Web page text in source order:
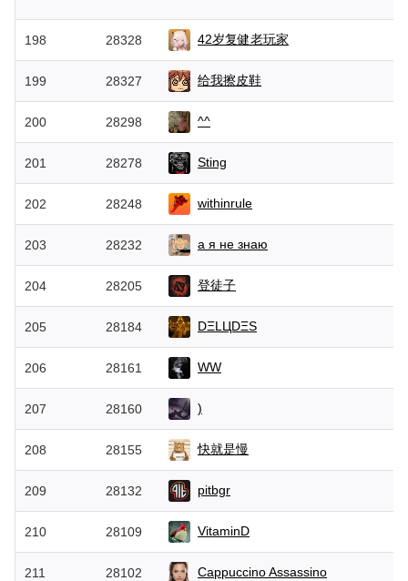
198 28328 42岁复健老玩家
199 28327 给我擦皮鞋
200 28298 ^^
201 28278 Sting
202 28248 withinrule
203 28232 а я не знаю
204 28205 登徒子
205 28184 DΞLЦDΞS
206 28161 WW
207 28160 )
208 28155 快就是慢
209 28132 pitbgr
210 28109 VitaminD
211 28102 Cappuccino Assassino